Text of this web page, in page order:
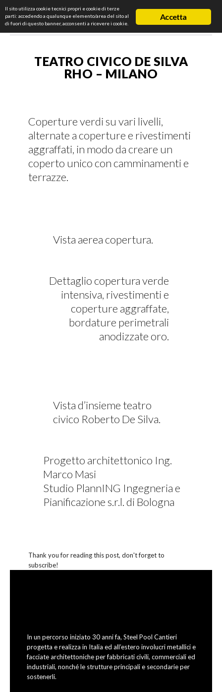
TEATRO CIVICO DE SILVA
RHO – MILANO
Coperture verdi su vari livelli,
alternate a coperture e rivestimenti
aggraffati, in modo da creare un
coperto unico con camminamenti e
terrazze.
Vista aerea copertura.
Dettaglio copertura verde
intensiva, rivestimenti e
coperture aggraffate,
bordature perimetrali
anodizzate oro.
Vista d’insieme teatro
civico Roberto De Silva.
Progetto architettonico Ing.
Marco Masi
Studio PlannING Ingegneria e
Pianificazione s.r.l. di Bologna
Thank you for reading this post, don't forget to
subscribe!
In un percorso iniziato 30 anni fa, Steel Pool Cantieri
progetta e realizza in Italia ed all’estero involucri metallici e
facciate architettoniche per fabbricati civili, commerciali ed
industriali, nonché le strutture principali e secondarie per
sostenerli.
Accetta
Il sito utilizza cookie tecnici propri e cookie di terze
parti: accedendo a qualunque elemento/area del sito al
di fuori di questo banner, acconsenti a ricevere i cookie.